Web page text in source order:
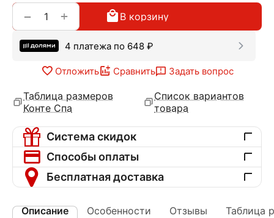
+
− В корзину
4 платежа по 648 ₽
Отложить Сравнить Задать вопрос
Таблица размеров
Конте Спа
Список вариантов
товара
Система скидок
Способы оплаты
Бесплатная доставка
Описание Особенности Отзывы Таблица